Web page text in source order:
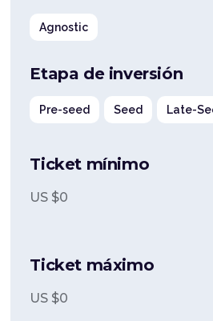
Agnostic
Etapa de inversión
Pre-seed Seed Late-
Ticket mínimo
US $0
Ticket máximo
US $0